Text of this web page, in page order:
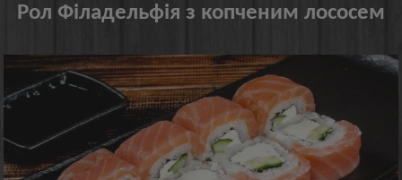
Рол Філадельфія з копченим лососем